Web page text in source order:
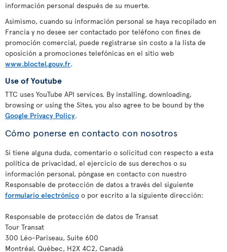
información personal después de su muerte.
Asimismo, cuando su información personal se haya recopilado en
Francia y no desee ser contactado por teléfono con fines de
promoción comercial, puede registrarse sin costo a la lista de
oposición a promociones telefónicas en el sitio web
www.bloctel.gouv.fr.
Use of Youtube
TTC uses YouTube API services. By installing, downloading,
browsing or using the Sites, you also agree to be bound by the
Google Privacy Policy.
Cómo ponerse en contacto con nosotros
Si tiene alguna duda, comentario o solicitud con respecto a esta
política de privacidad, el ejercicio de sus derechos o su
información personal, póngase en contacto con nuestro
Responsable de protección de datos a través del siguiente
formulario electrónico o por escrito a la siguiente dirección:
Responsable de protección de datos de Transat
Tour Transat
300 Léo-Pariseau, Suite 600
Montréal, Québec, H2X 4C2, Canadá